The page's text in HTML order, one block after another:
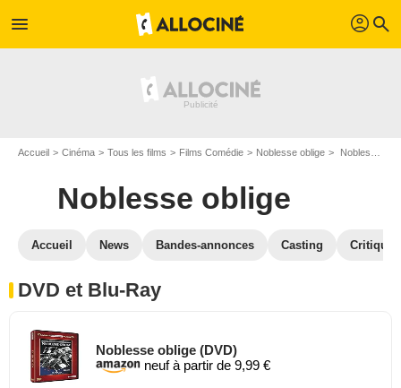
menu profil search
Accueil Cinéma Tous les films Films Comédie Noblesse oblige Noblesse oblige en DVD Blu Ray
Noblesse oblige
Accueil News Bandes-annonces Casting
DVD et Blu-Ray
Noblesse oblige (DVD)
neuf à partir de 9,99 €